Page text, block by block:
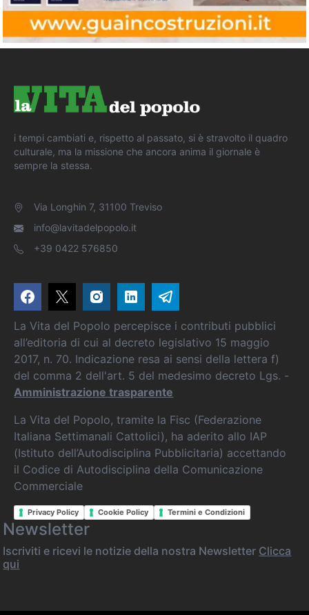
i tempi cambiati e, rispetto al passato, si è stravolto il quadro
culturale, ma la missione che ancora anima il giornale è
sempre la stessa.
Via Longhin 7, 31100 Treviso
info@lavitadelpopolo.it
+39 0422 576850
La Vita del Popolo percepisce i contributi pubblici
all’editoria di cui al decreto legislativo 15 maggio
2017, n. 70. Indicazione resa ai sensi della lettera f)
del comma 2 dell'art. 5 del medesimo decreto Lgs. -
Amministrazione trasparente
La Vita del Popolo, tramite la Fisc (Federazione
Italiana Settimanali Cattolici), ha aderito allo IAP
(Istituto dell’Autodisciplina Pubblicitaria) accettando
il Codice di Autodisciplina della Comunicazione
Commerciale
Privacy Policy Cookie Policy Termini e Condizioni
Newsletter
Iscriviti e ricevi le notizie della nostra Newsletter Clicca
qui